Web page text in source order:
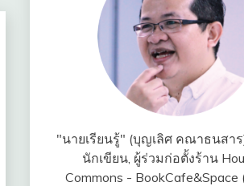
"นายเรียนรู้" (บุญเลิศ คณาธนสาร
นักเขียน, ผู้ร่วมก่อตั้งร้าน
Commons - BookCafe&Space